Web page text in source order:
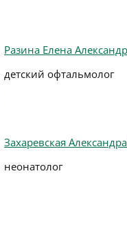
Разина Елена
детский офтальмолог
Захаревская
неонатолог